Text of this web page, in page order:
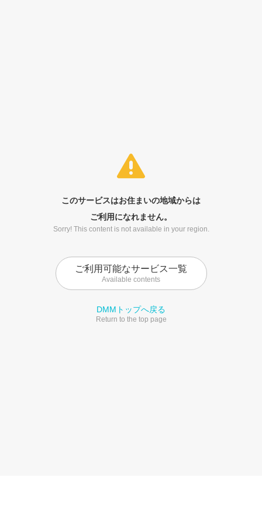
このサービスはお住まいの地域からは
ご利用になれません。
Sorry! This content is not available in your region.
ご利用可能なサービス一覧
Available contents
DMMトップへ戻る
Return to the top page